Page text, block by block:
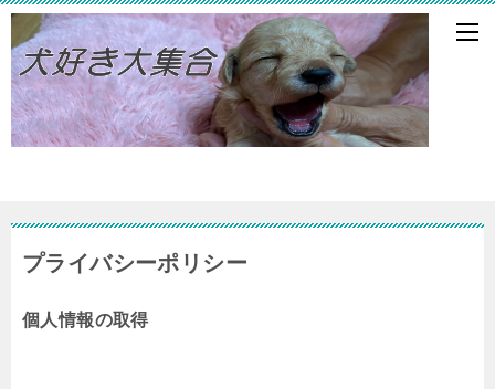
プライバシーポリシー
個人情報の取得